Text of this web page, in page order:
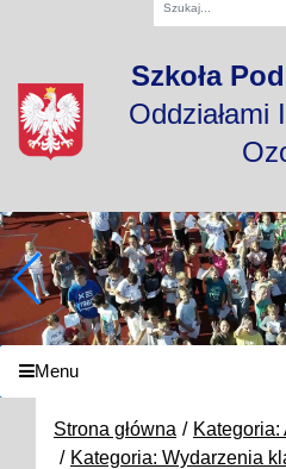
Szkoła
Oddziałami
Menu
Strona główna
Kategoria:
Kategoria: Wydarzenia